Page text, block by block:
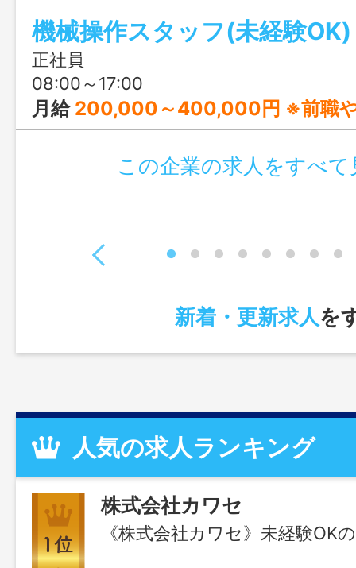
機械操作スタッフ(未経験OK)
正社員
08:00～17:00
月給 200,000～400,000円 ※前職やご経験、年齢等を考慮
この企業の求人をすべて
新着・更新求人を
人気の求人ランキング
株式会社カワセ